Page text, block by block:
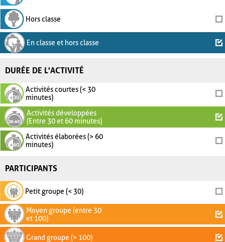
Hors classe
En classe et hors classe
DURÉE DE L'ACTIVITÉ
Activités courtes (< 30
minutes)
Activités développées
(Entre 30 et 60 minutes)
Activités élaborées (> 60
minutes)
PARTICIPANTS
Petit groupe (< 30)
Moyen groupe (entre 30
et 100)
Grand groupe (> 100)